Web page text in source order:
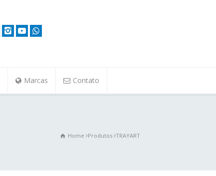
Marcas Contato
Home Produtos TRAYART